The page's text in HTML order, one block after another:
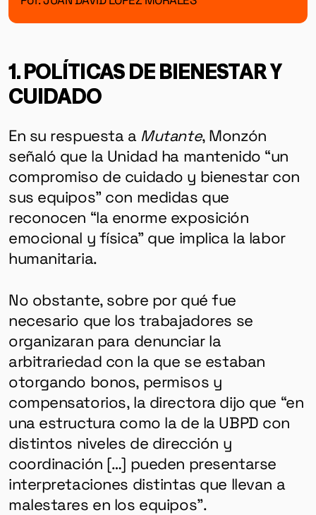
1. POLÍTICAS DE BIENESTAR Y
CUIDADO
En su respuesta a Mutante, Monzón
señaló que la Unidad ha mantenido “un
compromiso de cuidado y bienestar con
sus equipos” con medidas que
reconocen “la enorme exposición
emocional y física” que implica la labor
humanitaria.
No obstante, sobre por qué fue
necesario que los trabajadores se
organizaran para denunciar la
arbitrariedad con la que se estaban
otorgando bonos, permisos y
compensatorios, la directora dijo que “en
una estructura como la de la UBPD con
distintos niveles de dirección y
coordinación […] pueden presentarse
interpretaciones distintas que llevan a
malestares en los equipos”.